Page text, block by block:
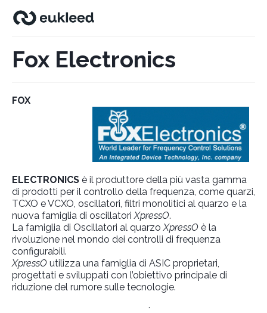
Fox Electronics
FOX
ELECTRONICS è il produttore della più vasta gamma
di prodotti per il controllo della frequenza, come quarzi,
TCXO e VCXO, oscillatori, filtri monolitici al quarzo e la
nuova famiglia di oscillatoriXpressO.
La famiglia di Oscillatori al quarzoXpressO è la
rivoluzione nel mondo dei controlli di frequenza
configurabili.
XpressO utilizza una famiglia di ASIC proprietari,
progettati e sviluppati con l’obiettivo principale di
riduzione del rumore sulle tecnologie.
.